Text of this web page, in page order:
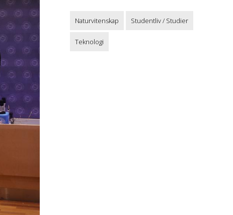
Naturvitenskap Studentliv / Studier
Teknologi